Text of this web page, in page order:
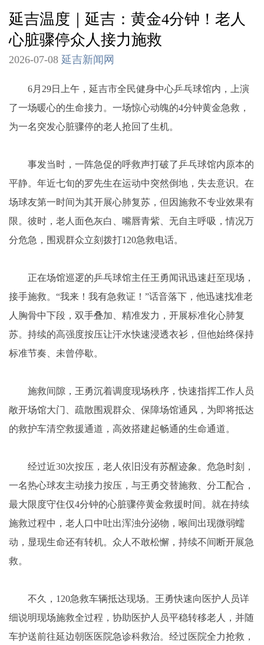
延吉温度｜延吉：黄金4分钟！老人
心脏骤停众人接力施救
2026-07-08 延吉新闻网
6月29日上午，延吉市全民健身中心乒乓球馆内，上演
了一场暖心的生命接力。一场惊心动魄的4分钟黄金急救，
为一名突发心脏骤停的老人抢回了生机。
事发当时，一阵急促的呼救声打破了乒乓球馆内原本的
平静。年近七旬的罗先生在运动中突然倒地，失去意识。在
场球友第一时间为其开展心肺复苏，但因施救不专业效果有
限。彼时，老人面色灰白、嘴唇青紫、无自主呼吸，情况万
分危急，围观群众立刻拨打120急救电话。
正在场馆巡逻的乒乓球馆主任王勇闻讯迅速赶至现场，
接手施救。“我来！我有急救证！”话音落下，他迅速找准老
人胸骨中下段，双手叠加、精准发力，开展标准化心肺复
苏。持续的高强度按压让汗水快速浸透衣衫，但他始终保持
标准节奏、未曾停歇。
施救间隙，王勇沉着调度现场秩序，快速指挥工作人员
敞开场馆大门、疏散围观群众、保障场馆通风，为即将抵达
的救护车清空救援通道，高效搭建起畅通的生命通道。
经过近30次按压，老人依旧没有苏醒迹象。危急时刻，
一名热心球友主动接力按压，与王勇交替施救、分工配合，
最大限度守住仅4分钟的心脏骤停黄金救援时间。就在持续
施救过程中，老人口中吐出浑浊分泌物，喉间出现微弱蠕
动，显现生命还有转机。众人不敢松懈，持续不间断开展急
救。
不久，120急救车辆抵达现场。王勇快速向医护人员详
细说明现场施救全过程，协助医护人员平稳转移老人，并随
车护送前往延边朝医医院急诊科救治。经过医院全力抢救，